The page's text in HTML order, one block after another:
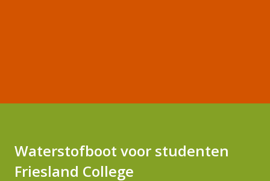
Waterstofboot voor studenten
Friesland College